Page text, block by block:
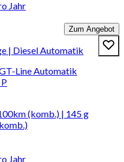
Jahr
Zum Angebot
| Diesel Automatik
Line Automatik
(komb.) | 145 g
Jahr